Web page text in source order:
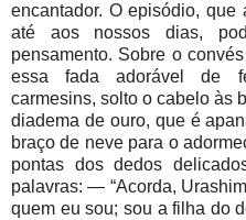
encantador. O episódio,
até aos nossos dias,
pensamento. Sobre o
essa fada adorável de
carmesins, solto o cabelo às
diadema de ouro, que é
braço de neve para o
pontas dos dedos
palavras: — “Acorda,
quem eu sou; sou a filha do